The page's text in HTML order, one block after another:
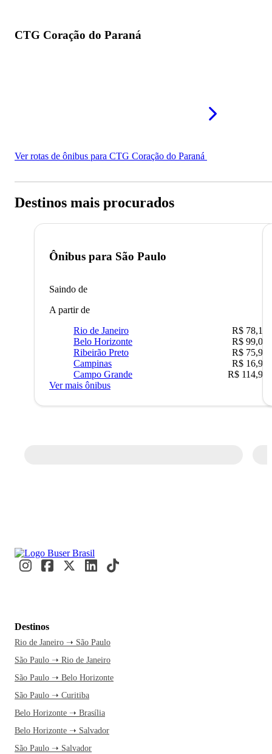
CTG Coração do Paraná
Ver rotas de ônibus para CTG Coração do Paraná
Destinos mais procurados
Ônibus para São Paulo
Saindo de
A partir de
Rio de Janeiro
R$ 78,19
Belo Horizonte
R$ 99,04
Ribeirão Preto
R$ 75,90
Campinas
R$ 16,90
Campo Grande
R$ 114,90
Ver mais ônibus
Destinos
Rio de Janeiro ➝ São Paulo
São Paulo ➝ Rio de Janeiro
São Paulo ➝ Belo Horizonte
São Paulo ➝ Curitiba
Belo Horizonte ➝ Brasília
Belo Horizonte ➝ Salvador
São Paulo ➝ Salvador